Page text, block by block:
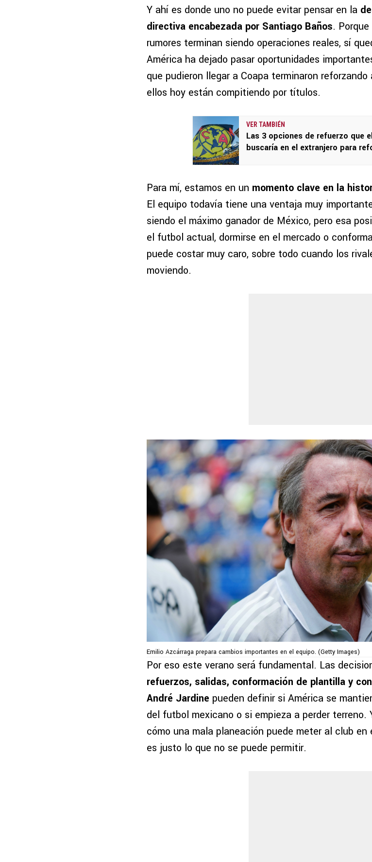
Y ahí es donde uno no puede evitar pensar en la
directiva encabezada por Santiago Baños.
rumores terminan siendo operaciones reales, sí
América ha dejado pasar oportunidades
que pudieron llegar a Coapa terminaron
ellos hoy están compitiendo por títulos.
VER TAMBIÉN
Las 3 opciones de refuerzo que
buscaría en el extranjero para
Para mí, estamos en un momento clave en la
El equipo todavía tiene una ventaja muy
siendo el máximo ganador de México, pero esa
el futbol actual, dormirse en el mercado o
puede costar muy caro, sobre todo cuando los
moviendo.
Emilio Azcárraga prepara cambios importantes en el equipo. (Getty Images)
Por eso este verano será fundamental. Las
refuerzos, salidas, conformación de plantilla y
André Jardine pueden definir si América se
del futbol mexicano o si empieza a perder terreno.
cómo una mala planeación puede meter al club
es justo lo que no se puede permitir.